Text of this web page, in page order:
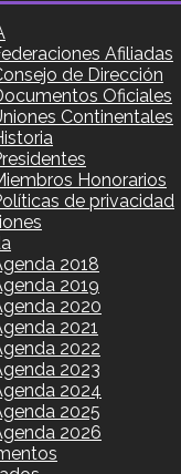
Afiliadas
de Dirección
Oficiales
Continentales
Honorarios
de privacidad
2018
2019
2020
2021
2022
2023
2024
2025
2026